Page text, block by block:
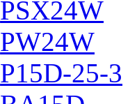
PSX24W
PW24W
P15D-25-3